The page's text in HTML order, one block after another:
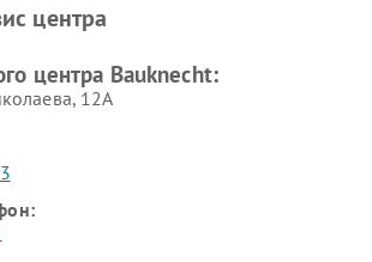
центра
центра Bauknecht:
12А